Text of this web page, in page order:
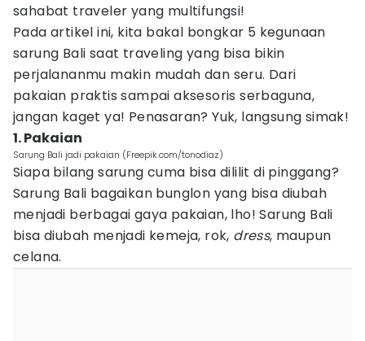
sahabat traveler yang multifungsi!
Pada artikel ini, kita bakal bongkar 5 kegunaan
sarung Bali saat traveling yang bisa bikin
perjalananmu makin mudah dan seru. Dari
pakaian praktis sampai aksesoris serbaguna,
jangan kaget ya! Penasaran? Yuk, langsung simak!
1. Pakaian
Sarung Bali jadi pakaian (Freepik.com/tonodiaz)
Siapa bilang sarung cuma bisa dililit di pinggang?
Sarung Bali bagaikan bunglon yang bisa diubah
menjadi berbagai gaya pakaian, lho! Sarung Bali
bisa diubah menjadi kemeja, rok, dress, maupun
celana.